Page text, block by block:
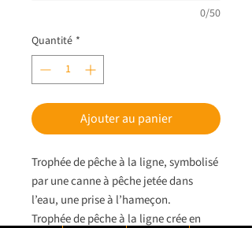
0/50
Quantité *
Ajouter au panier
Trophée de pêche à la ligne, symbolisé
par une canne à pêche jetée dans
l’eau, une prise à l’hameçon.
Trophée de pêche à la ligne crée en